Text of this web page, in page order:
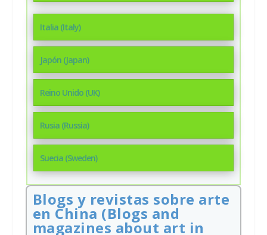
Italia (Italy)
Japón (Japan)
Reino Unido (UK)
Rusia (Russia)
Suecia (Sweden)
Blogs y revistas sobre arte
en China (Blogs and
magazines about art in